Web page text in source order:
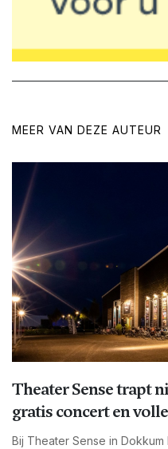
MEER VAN DEZE AUTEUR
Theater Sense trapt
gratis concert en
Bij Theater Sense in